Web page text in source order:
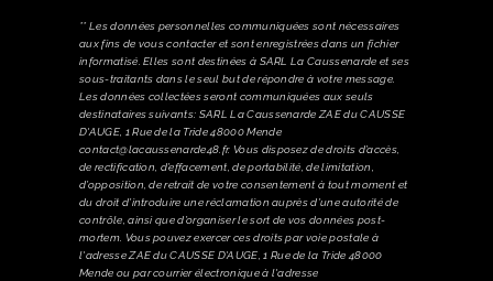
** Les données personnelles communiquées sont nécessaires
aux fins de vous contacter et sont enregistrées dans un fichier
informatisé. Elles sont destinées à SARL La Caussenarde et ses
sous-traitants dans le seul but de répondre à votre message.
Les données collectées seront communiquées aux seuls
destinataires suivants: SARL La Caussenarde ZAE du CAUSSE
D'AUGE, 1 Rue de la Tride 48000 Mende
contact@lacaussenarde48.fr. Vous disposez de droits d’accès,
de rectification, d’effacement, de portabilité, de limitation,
d’opposition, de retrait de votre consentement à tout moment et
du droit d’introduire une réclamation auprès d’une autorité de
contrôle, ainsi que d’organiser le sort de vos données post-
mortem. Vous pouvez exercer ces droits par voie postale à
l'adresse ZAE du CAUSSE D'AUGE, 1 Rue de la Tride 48000
Mende ou par courrier électronique à l'adresse